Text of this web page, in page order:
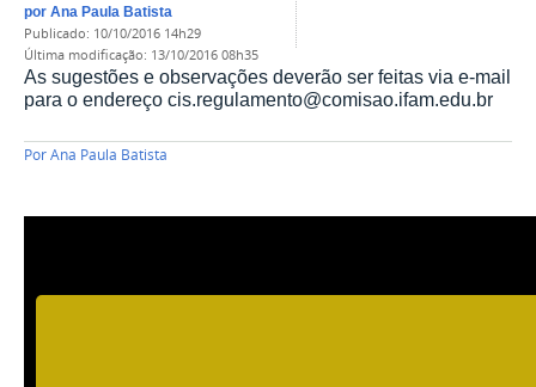
por Ana Paula Batista
publicado: 10/10/2016 14h29
última modificação: 13/10/2016 08h35
As sugestões e observações deverão ser feitas via e-mail
para o endereço cis.regulamento@comisao.ifam.edu.br
PorAna Paula Batista